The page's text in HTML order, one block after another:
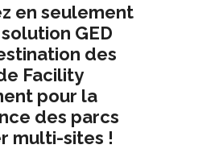
en seulement
GED
des
Facility
pour la
des parcs
multi-sites !